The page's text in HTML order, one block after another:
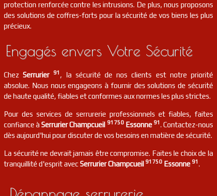
91 Ollainville FR 91340
91 Saint-cyr-sous-dourdan FR 91410
91 Crosne FR 91560
serrurier 91 Dannemois FR
protection renforcée contre les intrusions. De plus, nous proposons
des solutions de coffres-forts pour la sécurité de vos biens les plus
précieux.
Engagés envers Votre Sécurité
ChezSerrurier91 , la sécurité de nos clients est notre priorité
absolue. Nous nous engageons à fournir des solutions de sécurité
de haute qualité, fiables et conformes aux normes les plus strictes.
Pour des services de serrurerie professionnels et fiables, faites
confiance àSerrurier Champcueil 91750Essonne 91. Contactez-nous
dès aujourd'hui pour discuter de vos besoins en matière de sécurité.
La sécurité ne devrait jamais être compromise. Faites le choix de la
tranquillité d'esprit avecSerrurier Champcueil 91750 Essonne 91.